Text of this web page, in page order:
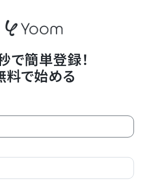
で簡単登録！
料で始める